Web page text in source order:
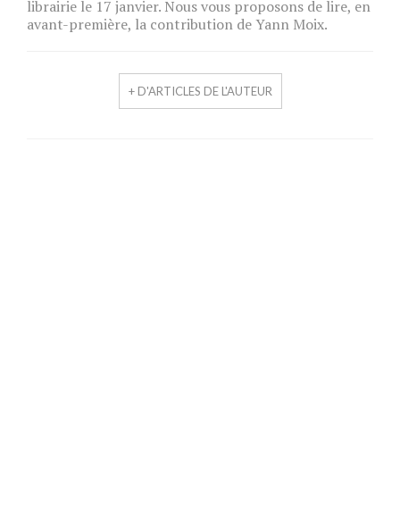
librairie le 17 janvier. Nous vous proposons de lire, en
avant-première, la contribution de Yann Moix.
+ D'ARTICLES DE L'AUTEUR